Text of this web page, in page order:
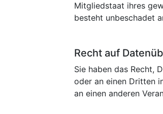
Mitgliedstaat ihres
besteht unbeschadet
Recht auf
Sie haben das Recht,
oder an einen Dritten
an einen anderen